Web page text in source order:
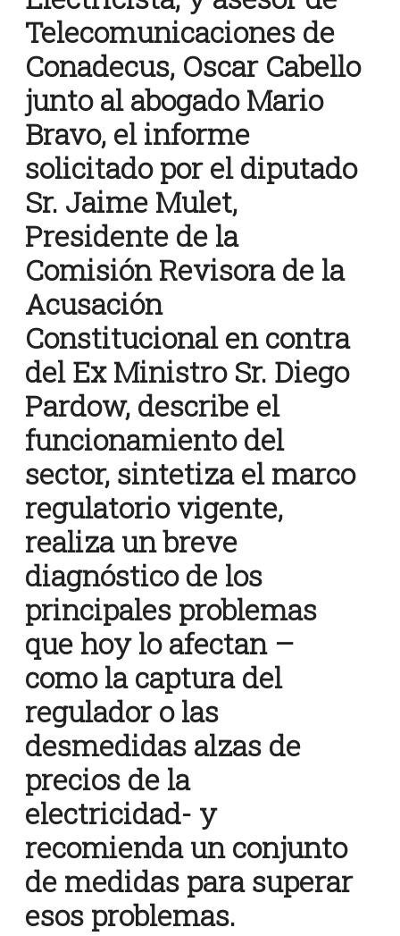
Telecomunicaciones de
Conadecus, Oscar Cabello
junto al abogado Mario
Bravo, el informe
solicitado por el diputado
Sr. Jaime Mulet,
Presidente de la
Comisión Revisora de la
Acusación
Constitucional en contra
del Ex Ministro Sr. Diego
Pardow, describe el
funcionamiento del
sector, sintetiza el marco
regulatorio vigente,
realiza un breve
diagnóstico de los
principales problemas
que hoy lo afectan –
como la captura del
regulador o las
desmedidas alzas de
precios de la
electricidad- y
recomienda un conjunto
de medidas para superar
esos problemas.